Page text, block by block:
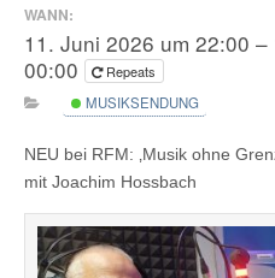
WANN:
11. Juni 2026 um 22:00
00:00
Repeats
MUSIKSENDUNG
NEU bei RFM: ‚Musik ohne
mit Joachim Hossbach